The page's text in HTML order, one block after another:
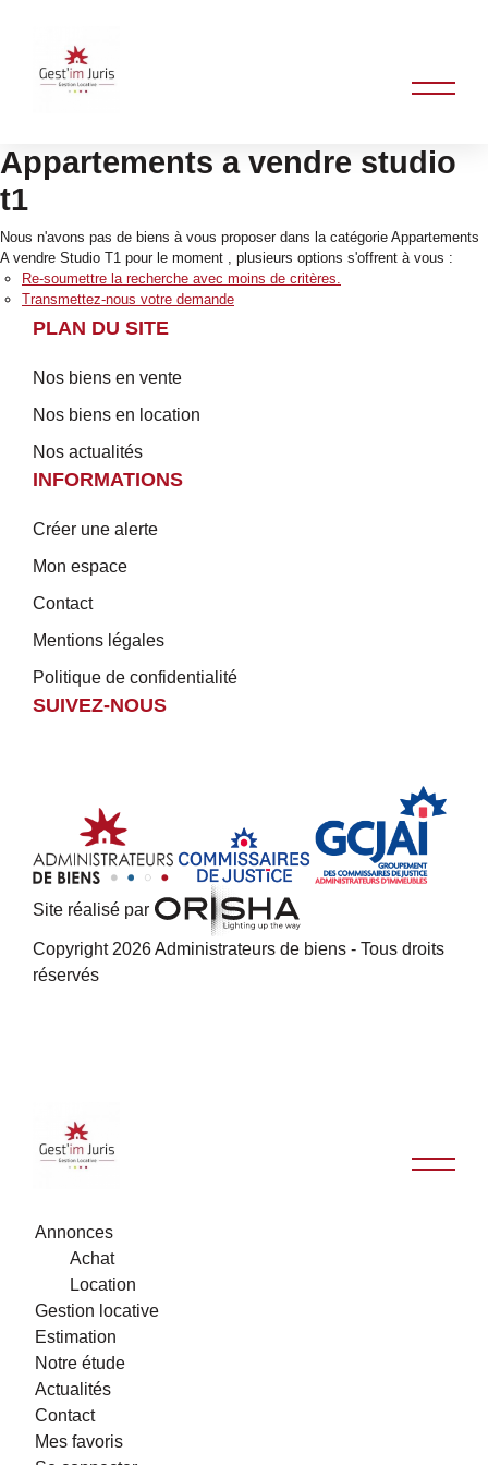
Appartements a vendre studio
t1
Nous n'avons pas de biens à vous proposer dans la catégorie Appartements
A vendre Studio T1 pour le moment , plusieurs options s'offrent à vous :
Re-soumettre la recherche avec moins de critères.
Transmettez-nous votre demande
PLAN DU SITE
Nos biens en vente
Nos biens en location
Nos actualités
INFORMATIONS
Créer une alerte
Mon espace
Contact
Mentions légales
Politique de confidentialité
SUIVEZ-NOUS
Site réalisé par
Copyright 2026 Administrateurs de biens - Tous droits
réservés
Annonces
Achat
Location
Gestion locative
Estimation
Notre étude
Actualités
Contact
Mes favoris